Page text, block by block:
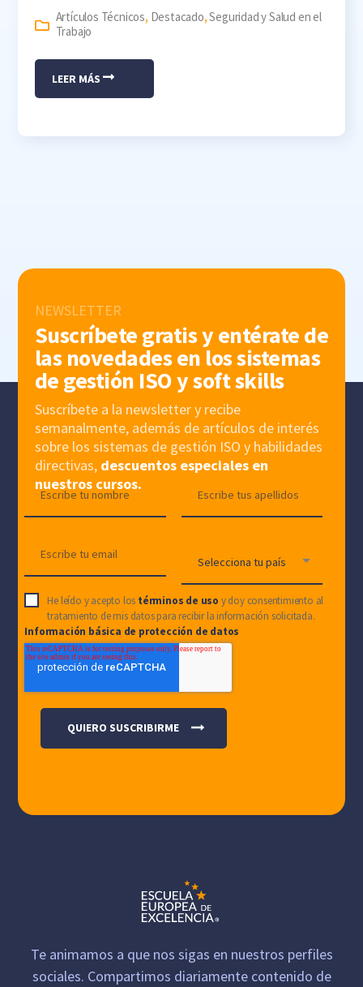
Artículos Técnicos, Destacado,Seguridad y Salud en el
Trabajo
LEER MÁS
NEWSLETTER
Suscríbete gratis y entérate de
las novedades en los sistemas
de gestión ISO y soft skills
Suscríbete a la newsletter y recibe
semanalmente, además de artículos de interés
sobre los sistemas de gestión ISO y habilidades
directivas, descuentos especiales en
nuestros cursos.
He leído y acepto los términos de uso y doy consentimiento al
tratamiento de mis datos para recibir la información solicitada.
Información básica de protección de datos
Te animamos a que nos sigas en nuestros perfiles
sociales. Compartimos diariamente contenido de